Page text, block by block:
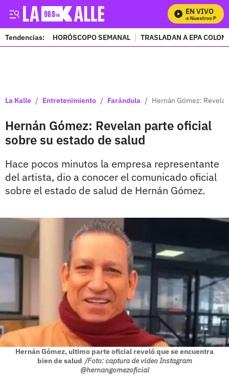
EN VIVO
Mira Todos Nuestros
Tendencias: HORÓSCOPO SEMANAL TRASLADAN A EPA
La Kalle / Entretenimiento / Farándula / Hernán Gómez:
Hernán Gómez: Revelan parte oficial
sobre su estado de salud
Hace pocos minutos la empresa representante
del artista, dio a conocer el comunicado oficial
sobre el estado de salud de Hernán Gómez.
Hernán Gómez, ultimo parte oficial reveló que se encuentra
bien de salud /Foto: captura de video Instagram
@hernangomezoficial